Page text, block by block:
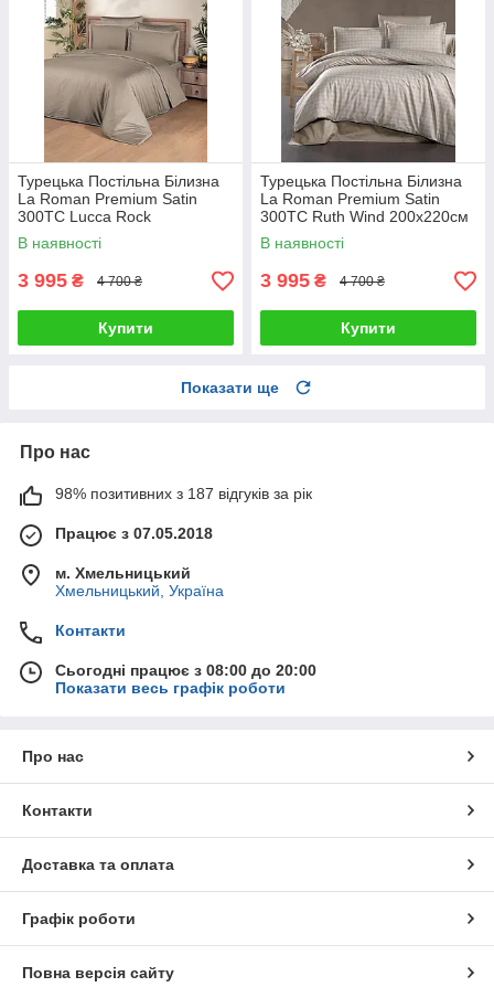
Турецька Постільна Білизна
La Roman Premium Satin
300TC Lucca Rock
200х220см
В наявності
3 995 ₴ 4 700 ₴
Купити
Турецька Постільна Білизна
La Roman Premium Satin
300TC Ruth Wind 200х220см
В наявності
3 995 ₴ 4 700 ₴
Купити
Показати ще
Про нас
98% позитивних з 187 відгуків за рік
Працює з 07.05.2018
м. Хмельницький
Хмельницький, Україна
Контакти
Сьогодні працює з 08:00 до 20:00
Показати весь графік роботи
Про нас
Контакти
Доставка та оплата
Графік роботи
Повна версія сайту